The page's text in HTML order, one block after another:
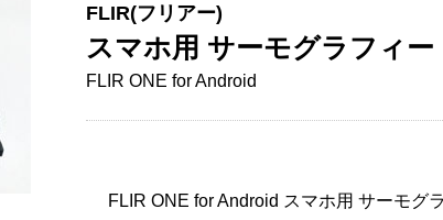
FLIR(フリアー)
スマホ用 サーモグラフィー
FLIR ONE for Android
FLIR ONE for Android スマホ用 サーモグ